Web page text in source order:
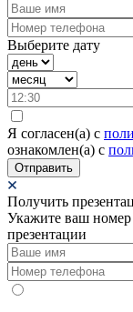
Выберите дату
Я согласен(а) c
ознакомлен(а) с
Отправить
Получить
Укажите ваш
презентации